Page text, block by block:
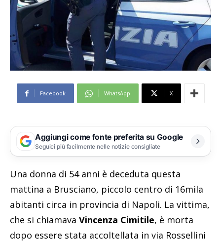
Facebook WhatsApp X
Aggiungi come fonte preferita su Google
Seguici più facilmente nelle notizie consigliate
Una donna di 54 anni è deceduta questa
mattina a Brusciano, piccolo centro di 16mila
abitanti circa in provincia di Napoli. La vittima,
che si chiamava Vincenza Cimitile, è morta
dopo essere stata accoltellata in via Rossellini